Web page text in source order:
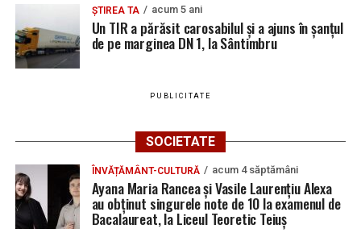
ȘTIREA TA acum 5 ani
Un TIR a părăsit carosabilul și a ajuns în șanțul
de pe marginea DN 1, la Sântimbru
PUBLICITATE
SOCIETATE
ÎNVĂȚĂMÂNT-CULTURĂ acum 4 săptămâni
Ayana Maria Rancea și Vasile Laurențiu Alexa
au obținut singurele note de 10 la examenul de
Bacalaureat, la Liceul Teoretic Teiuș